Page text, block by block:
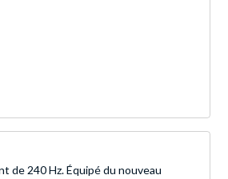
de 240 Hz. Équipé du nouveau